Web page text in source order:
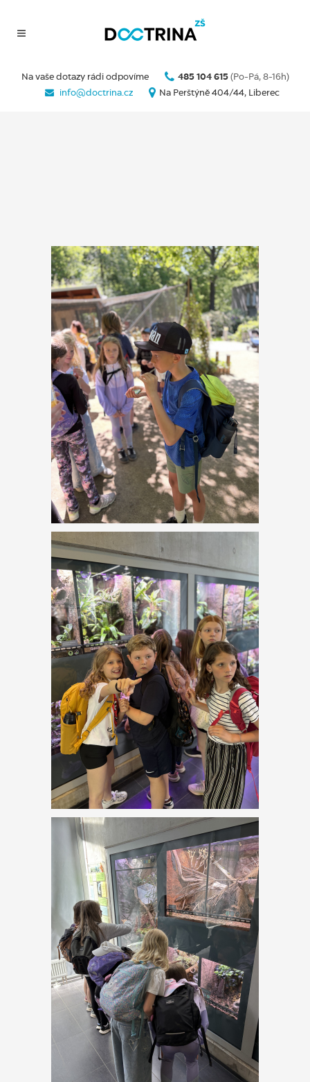
Na vaše dotazy rádi odpovíme 485 104 615 (Po-Pá, 8-16h)
info@doctrina.cz
Na Perštýně 404/44, Liberec